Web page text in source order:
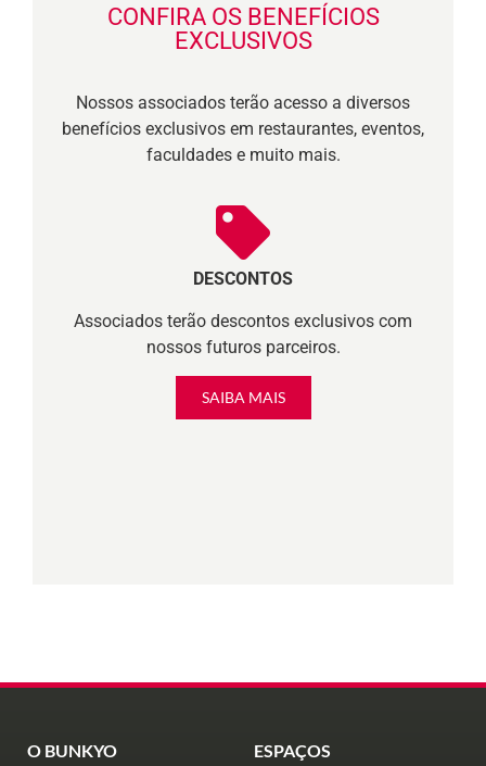
CONFIRA OS BENEFÍCIOS
EXCLUSIVOS
Nossos associados terão acesso a diversos
benefícios exclusivos em restaurantes, eventos,
faculdades e muito mais.
DESCONTOS
Associados terão descontos exclusivos com
nossos futuros parceiros.
SAIBA MAIS
O BUNKYO ESPAÇOS